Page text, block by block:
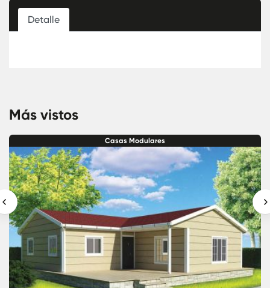
Detalle
Más vistos
Casas Modulares